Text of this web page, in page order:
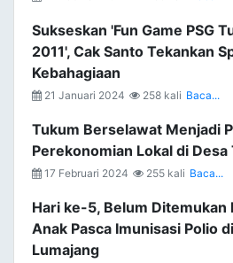
Sukseskan 'Fun Game PSG
2011', Cak Santo Tekankan
Kebahagiaan
21 Januari 2024 258 kali Baca...
Tukum Berselawat Menjadi
Perekonomian Lokal di Desa
17 Februari 2024 255 kali Baca...
Hari ke-5, Belum Ditemukan
Anak Pasca Imunisasi Polio
Lumajang